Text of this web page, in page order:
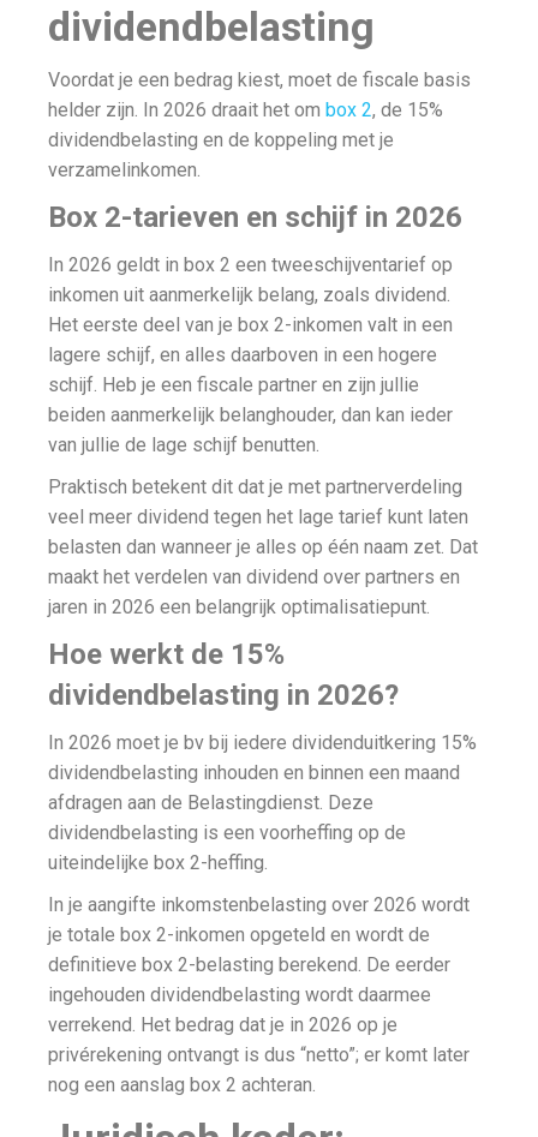
dividendbelasting
Voordat je een bedrag kiest, moet de fiscale basis
helder zijn. In 2026 draait het om box 2, de 15%
dividendbelasting en de koppeling met je
verzamelinkomen.
Box 2-tarieven en schijf in 2026
In 2026 geldt in box 2 een tweeschijventarief op
inkomen uit aanmerkelijk belang, zoals dividend.
Het eerste deel van je box 2-inkomen valt in een
lagere schijf, en alles daarboven in een hogere
schijf. Heb je een fiscale partner en zijn jullie
beiden aanmerkelijk belanghouder, dan kan ieder
van jullie de lage schijf benutten.
Praktisch betekent dit dat je met partnerverdeling
veel meer dividend tegen het lage tarief kunt laten
belasten dan wanneer je alles op één naam zet. Dat
maakt het verdelen van dividend over partners en
jaren in 2026 een belangrijk optimalisatiepunt.
Hoe werkt de 15%
dividendbelasting in 2026?
In 2026 moet je bv bij iedere dividenduitkering 15%
dividendbelasting inhouden en binnen een maand
afdragen aan de Belastingdienst. Deze
dividendbelasting is een voorheffing op de
uiteindelijke box 2-heffing.
In je aangifte inkomstenbelasting over 2026 wordt
je totale box 2-inkomen opgeteld en wordt de
definitieve box 2-belasting berekend. De eerder
ingehouden dividendbelasting wordt daarmee
verrekend. Het bedrag dat je in 2026 op je
privérekening ontvangt is dus “netto”; er komt later
nog een aanslag box 2 achteran.